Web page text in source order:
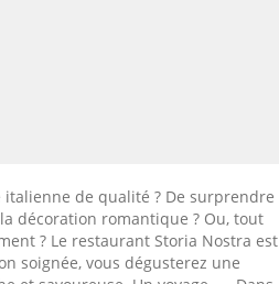
de qualité ? De surprendre
décoration romantique ? Ou, tout
? Le restaurant Storia Nostra est
soignée, vous dégusterez une